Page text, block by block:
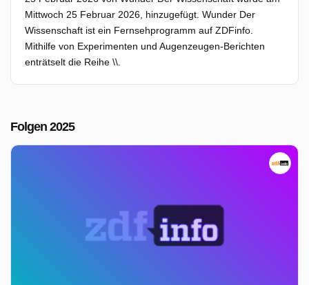
Mittwoch 25 Februar 2026, hinzugefügt. Wunder Der
Wissenschaft ist ein Fernsehprogramm auf ZDFinfo.
Mithilfe von Experimenten und Augenzeugen-Berichten
enträtselt die Reihe \\.
Folgen 2025